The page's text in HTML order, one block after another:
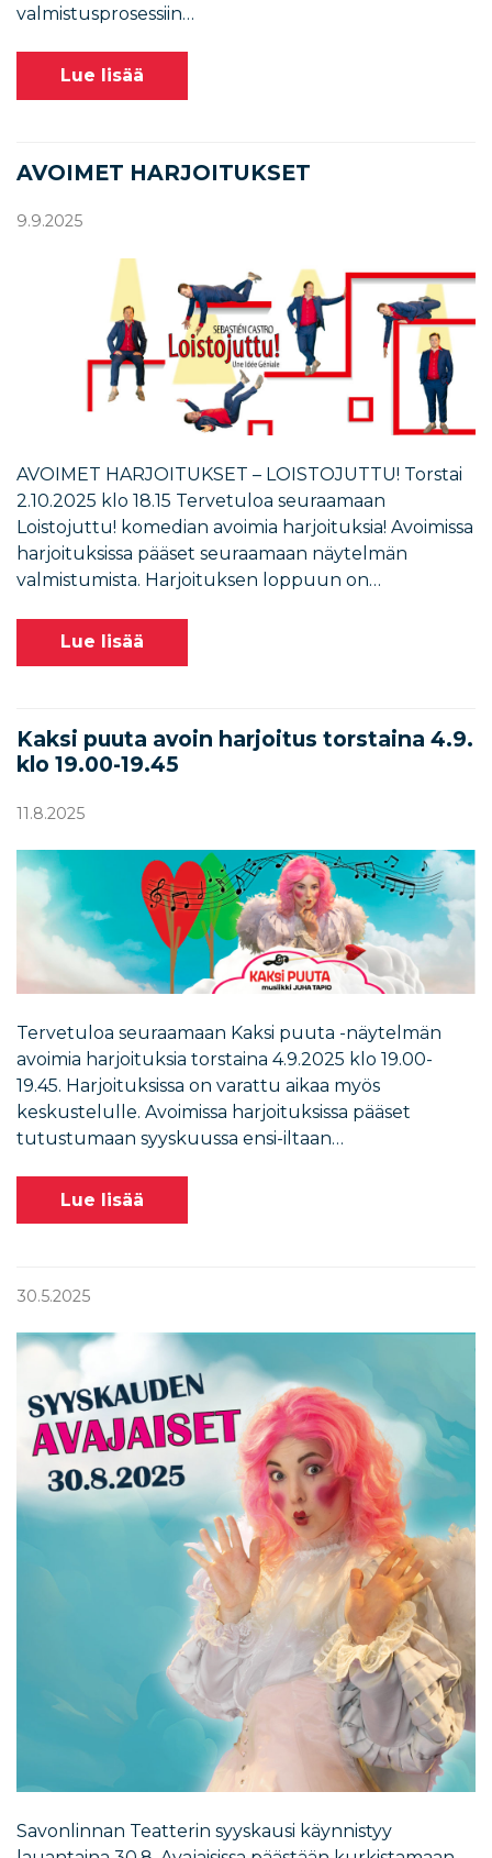
valmistusprosessiin…
Lue lisää
AVOIMET HARJOITUKSET
9.9.2025
AVOIMET HARJOITUKSET – LOISTOJUTTU! Torstai
2.10.2025 klo 18.15 Tervetuloa seuraamaan
Loistojuttu! komedian avoimia harjoituksia! Avoimissa
harjoituksissa pääset seuraamaan näytelmän
valmistumista. Harjoituksen loppuun on…
Lue lisää
Kaksi puuta avoin harjoitus torstaina 4.9.
klo 19.00-19.45
11.8.2025
Tervetuloa seuraamaan Kaksi puuta -näytelmän
avoimia harjoituksia torstaina 4.9.2025 klo 19.00-
19.45. Harjoituksissa on varattu aikaa myös
keskustelulle. Avoimissa harjoituksissa pääset
tutustumaan syyskuussa ensi-iltaan…
Lue lisää
30.5.2025
Savonlinnan Teatterin syyskausi käynnistyy